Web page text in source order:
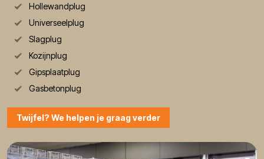
Hollewandplug
Universeelplug
Slagplug
Kozijnplug
Gipsplaatplug
Gasbetonplug
Twijfel? We helpen je graag verder